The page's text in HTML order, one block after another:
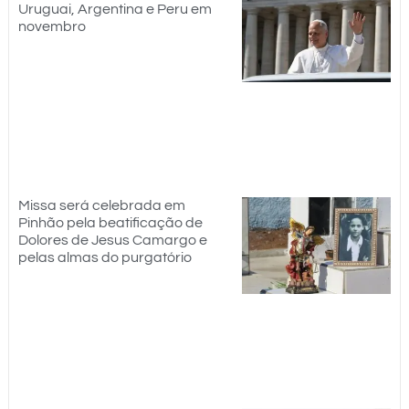
Uruguai, Argentina e Peru em
novembro
Missa será celebrada em
Pinhão pela beatificação de
Dolores de Jesus Camargo e
pelas almas do purgatório